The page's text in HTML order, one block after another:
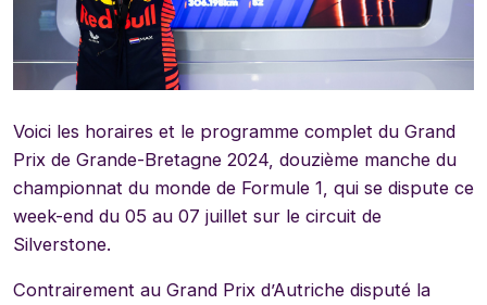
Voici les horaires et le programme complet du Grand
Prix de Grande-Bretagne 2024, douzième manche du
championnat du monde de Formule 1, qui se dispute ce
week-end du 05 au 07 juillet sur le circuit de
Silverstone.
Contrairement au Grand Prix d’Autriche disputé la